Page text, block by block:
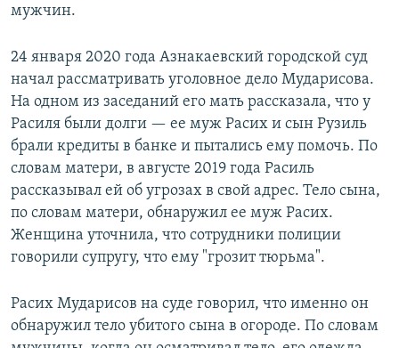
мужчин.
24 января 2020 года Азнакаевский городской суд
начал рассматривать уголовное дело Мударисова.
На одном из заседаний его мать рассказала, что у
Расиля были долги — ее муж Расих и сын Рузиль
брали кредиты в банке и пытались ему помочь. По
словам матери, в августе 2019 года Расиль
рассказывал ей об угрозах в свой адрес. Тело сына,
по словам матери, обнаружил ее муж Расих.
Женщина уточнила, что сотрудники полиции
говорили супругу, что ему "грозит тюрьма".
Расих Мударисов на суде говорил, что именно он
обнаружил тело убитого сына в огороде. По словам